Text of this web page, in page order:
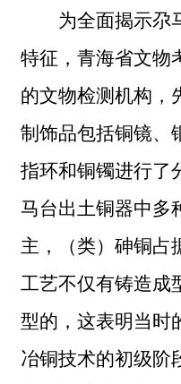
为全面揭示尕
特征，青海省文物
的文物检测机构，
制饰品包括铜镜、
指环和铜镯进行了
马台出土铜器中多
主，（类）砷铜占
工艺不仅有铸造成
型的，这表明当时
冶铜技术的初级阶